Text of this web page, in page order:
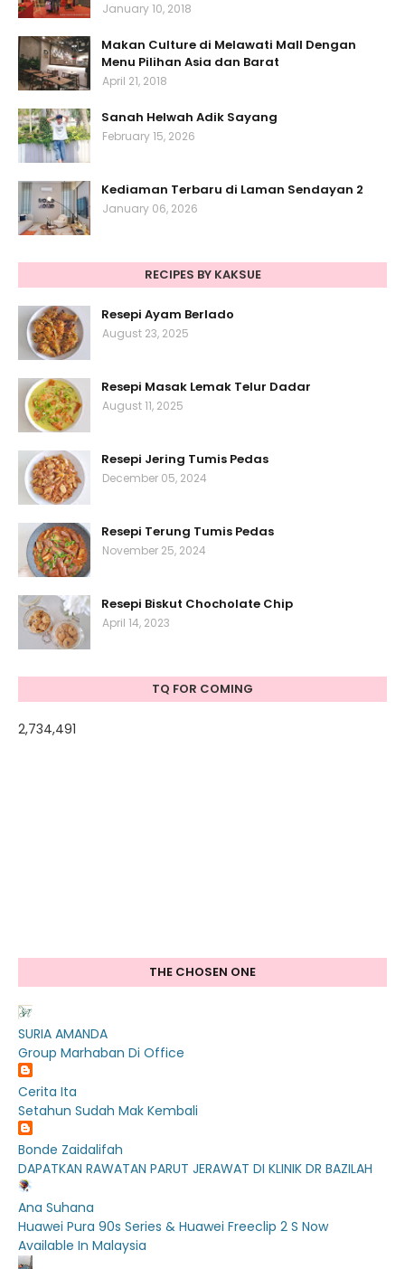
January 10, 2018
Makan Culture di Melawati Mall Dengan
Menu Pilihan Asia dan Barat
April 21, 2018
Sanah Helwah Adik Sayang
February 15, 2026
Kediaman Terbaru di Laman Sendayan 2
January 06, 2026
RECIPES BY KAKSUE
Resepi Ayam Berlado
August 23, 2025
Resepi Masak Lemak Telur Dadar
August 11, 2025
Resepi Jering Tumis Pedas
December 05, 2024
Resepi Terung Tumis Pedas
November 25, 2024
Resepi Biskut Chocholate Chip
April 14, 2023
TQ FOR COMING
2,734,491
THE CHOSEN ONE
SURIA AMANDA
Group Marhaban Di Office
Cerita Ita
Setahun Sudah Mak Kembali
Bonde Zaidalifah
DAPATKAN RAWATAN PARUT JERAWAT DI KLINIK DR BAZILAH
Ana Suhana
Huawei Pura 90s Series & Huawei Freeclip 2 S Now
Available In Malaysia